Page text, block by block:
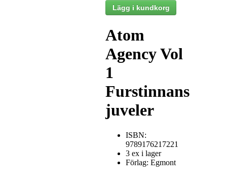
Atom
Agency Vol
1
Furstinnans
juveler
ISBN:
9789176217221
3 ex i lager
Förlag: Egmont